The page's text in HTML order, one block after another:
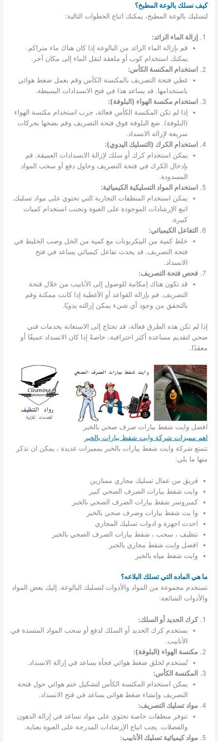
كيف نسلك بالوعة المطبخ؟
لتسليك بالوعة المطبخ، يمكنك اتباع الخطوات التالية:
إزالة الماء الزائد:
قم بإزالة الماء الزائد من البالوعة إذا كان هناك ماء متراكم.
يمكنك استخدام كوب أو ملعقة لنقل الماء إلى مكان آخر.
استخدام المكنسة الكأس:
غطي فتحة التصريف بالمكنسة الكأس وقم بعمل ضغط هوائي
باستخدامها. قد يساعد هذا في فتح الانسدادات البسيطة.
استخدام مكنسة الهواء (البلوفة):
إذا لم تكن المكنسة الكأس فعالة، جرب استخدام مكنسة الهواء
(البلوفة). ضع البلوفة فوق فتحة التصريف وقم بضخها بحركات
سريعة لإزالة الانسداد.
استخدام الكرك (التسليك اليدوي):
يمكن استخدام كرك أو سلك لإزالة الانسدادات العميقة. قم
بإدخال الكرك في فتحة التصريف وحاول دفع أو سحب المواد
المسدودة.
استخدام المواد التسليكية الكيميائية:
يمكن استخدام المنظفات التجارية التي تحتوي على مواد تسليك.
اتبع الإرشادات الموجودة على العبوة وتجنب استخدام كميات
كبيرة.
التفاعل الكيميائي:
خلط كمية من البيكربونات مع كمية من الخل وصب الخليط في
فتحة التصريف. قد يحدث تفاعل كيميائي يساعد في فتح
الانسداد.
فحص فتحة التصريف:
قد تكون هناك إمكانية للوصول إلى الأنابيب من خلال فتحة
التصريف. قم بإزالة القواعد أو الأغطية إذا كانت ممكنة وقم
بالتحقق من وجود أي شيء يمكن إزالته يدويًا.
إذا لم تكن هذه الطرق فعالة، قد تحتاج إلى الاستعانة بخدمات فني
صحي لتقديم مساعدة أكثر احترافية، خاصةً إذا كان الانسداد عميقًا أو
معقدًا.
افضل وايت شفط بيارات صرف صحي بالخبر
اهم مميزات شركة وايت شفط بيارات بالخبر
تتمتع شركة وايت شفط بيارات بالخبر يمميزات عديدة ، يمكن ان نذكر
منها ما يلي:
فريق من عمال تسليك مجاري ممتازين
وايت شفط بيارات الصرف الصحي كبير
كمبروسر شفط بيارات الصرف الصحي بالخبر
وا يت شفط بيارات وصرف صحي بالخبر
احدث اجهزة و ادوات تسليك المجاري
تنظيف ، سحب ، شفط بيارات الصرف الصحي بالخبر
افضل وايت شفط مجاري بالخبر
وايت شفط مياه بالخبر
ما هي الماده التي تسلك البلاعه؟
تستخدم مجموعة من المواد والأدوات لتسليك البالوعة. إليك بعض المواد
والأدوات الشائعة:
كرك الحديد أو السلك:
يستخدم كرك الحديد أو السلك لدفع أو سحب المواد المتسدة في
الأنابيب.
مكنسة الهواء (البلوفة):
تُستخدم لخلق ضغط هوائي فجأة يساعد في إزالة الانسداد.
المكنسة الكأس:
يمكن استخدام المكنسة الكأس لتشكيل ختم هوائي حول فتحة
التصريف وإنشاء ضغط هوائي يساعد في فتح الانسداد.
مواد تسليك التصريف:
تتوفر منظفات خاصة تحتوي على مواد تساعد في إزالة الدهون
والفضلات. يجب اتباع الإرشادات المدرجة على العبوة بعناية.
مواد كيميائية تسليك الأنابيب: